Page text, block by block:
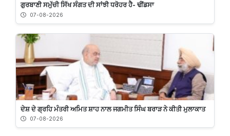
ਗੁਰਬਾਣੀ ਸਮੁੱਚੀ ਸਿੱਖ ਸੰਗਤ ਦੀ ਸਾਂਝੀ ਧਰੋਹਰ ਹੈ- ਢੀਂਡਸਾ
07-08-2026
ਦੇਸ਼ ਦੇ ਗ੍ਰਹਿ ਮੰਤਰੀ ਅਮਿਤ ਸ਼ਾਹ ਨਾਲ ਜਗਮੀਤ ਸਿੰਘ ਬਰਾੜ ਨੇ ਕੀਤੀ ਮੁਲਾਕਾਤ
07-08-2026